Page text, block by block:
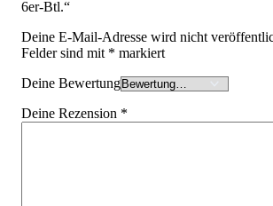
6er-Btl.“
Deine E-Mail-Adresse wird nicht
Felder sind mit * markiert
Deine Bewertung
Deine Rezension *